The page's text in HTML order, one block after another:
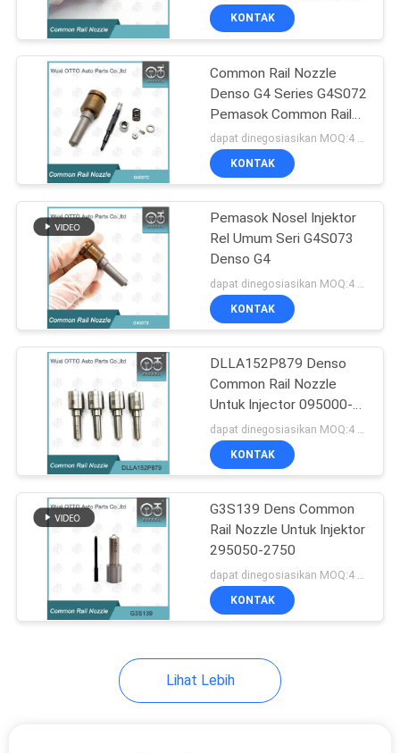
Katup Kontrol
Injektor Denso
Katup Kontrol
Injektor Delphi
Katup Kontrol
Injektor Bosch
Katup Injektor
98030550 Pemasok
Suku Cadang Injeksi
KONTAK
Common Rail Nozzle
Denso G4 Series G4S072
Pemasok Common Rail
Nozzle Presisi Tinggi
dapat dinegosiasikan MOQ:4 buah
KONTAK
Pemasok Nosel Injektor
Rel Umum Seri G4S073
Denso G4
dapat dinegosiasikan MOQ:4 buah
KONTAK
DLLA152P879 Denso
Common Rail Nozzle
Untuk Injector 095000-
575 #8-97354811-#
KONTAK
G3S139 Dens Common
Rail Nozzle Untuk Injektor
295050-2750
KONTAK
Lihat Lebih